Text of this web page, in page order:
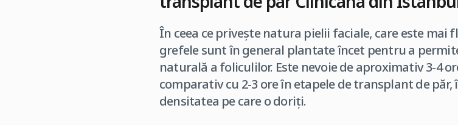
În ceea ce privește natura pielii faciale, care este mai
grefele sunt în general plantate încet pentru a
naturală a foliculilor. Este nevoie de aproximativ 3-4
comparativ cu 2-3 ore în etapele de transplant de
densitatea pe care o doriți.